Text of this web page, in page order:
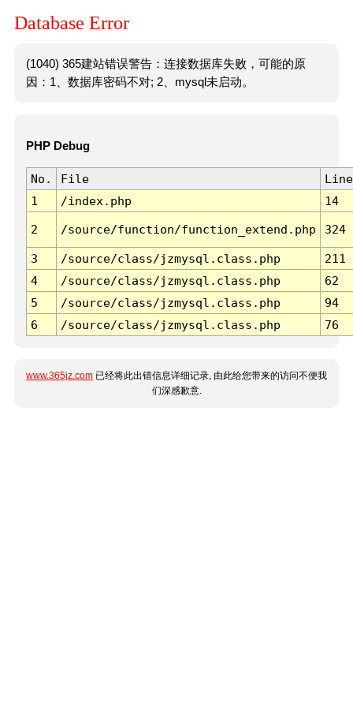
Database Error
(1040) 365建站错误警告：连接数据库失败，可能的原
因：1、数据库密码不对; 2、mysql未启动。
PHP Debug
No. File
Line
1
/index.php 14
2 /source/function/function_extend.php 324
3 /source/class/jzmysql.class.php
211
4
/source/class/jzmysql.class.php
62
5
/source/class/jzmysql.class.php
94
6
/source/class/jzmysql.class.php 76
www.365jz.com 已经将此出错信息详细记录, 由此给您带来的访问不便我
们深感歉意.